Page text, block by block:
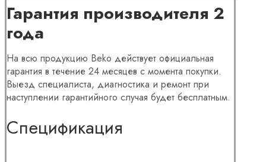
Гарантия производителя 2
года
На всю продукцию Beko действует официальная
гарантия в течение 24 месяцев с момента покупки.
Выезд специалиста, диагностика и ремонт при
наступлении гарантийного случая будет бесплатным.
Cпецификация